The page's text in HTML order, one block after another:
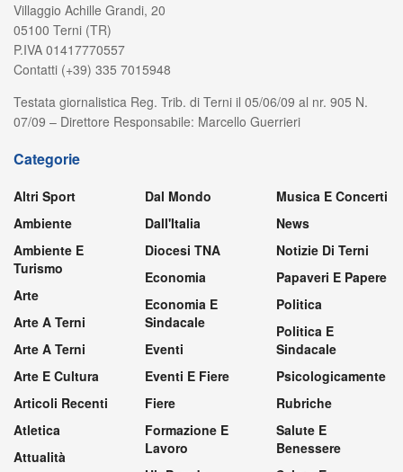
Villaggio Achille Grandi, 20
05100 Terni (TR)
P.IVA 01417770557
Contatti (+39) 335 7015948
Testata giornalistica Reg. Trib. di Terni il 05/06/09 al nr. 905 N.
07/09 – Direttore Responsabile: Marcello Guerrieri
Categorie
Altri Sport
Ambiente
Ambiente E
Turismo
Arte
Arte A Terni
Arte A Terni
Arte E Cultura
Articoli Recenti
Atletica
Attualità
Dal Mondo
Dall'Italia
Diocesi TNA
Economia
Economia E
Sindacale
Eventi
Eventi E Fiere
Fiere
Formazione E
Lavoro
Musica E Concerti
News
Notizie Di Terni
Papaveri E Papere
Politica
Politica E
Sindacale
Psicologicamente
Rubriche
Salute E
Benessere